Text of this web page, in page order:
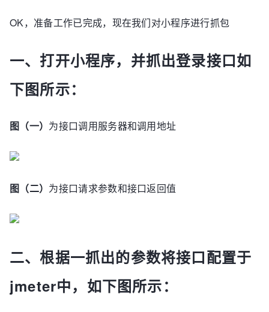
OK，准备工作已完成，现在我们对小程序进行抓包
一、打开小程序，并抓出登录接口如
下图所示：
图（一） 为接口调用服务器和调用地址
图（二） 为接口请求参数和接口返回值
二、根据一抓出的参数将接口配置于
jmeter中，如下图所示：